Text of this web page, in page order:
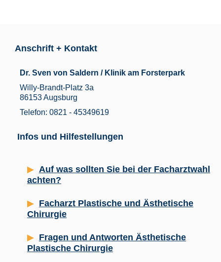
Anschrift + Kontakt
Dr. Sven von Saldern / Klinik am Forsterpark
Willy-Brandt-Platz 3a
86153 Augsburg
Telefon: 0821 - 45349619
Infos und Hilfestellungen
Auf was sollten Sie bei der Facharztwahl
achten?
Facharzt Plastische und Ästhetische
Chirurgie
Fragen und Antworten Ästhetische
Plastische Chirurgie